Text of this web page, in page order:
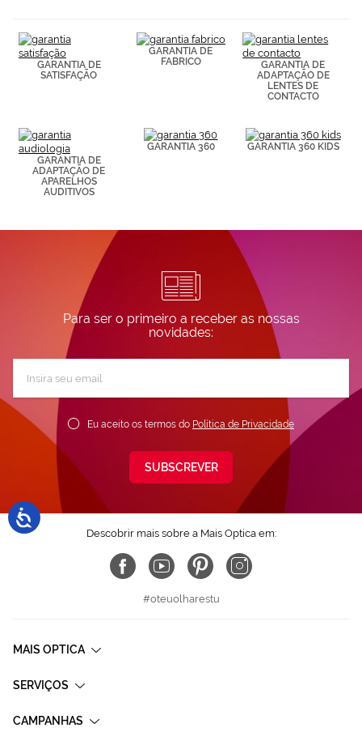
visitadas).
Puedes
consultar más
información en
GARANTIA DE
SATISFAÇÃO
GARANTIA DE
FABRICO
GARANTIA DE
ADAPTAÇÃO DE
LENTES DE
CONTACTO
GARANTIA DE
ADAPTAÇÃO DE
APARELHOS
AUDITIVOS
GARANTIA 360 GARANTIA 360 KIDS
Para ser o primeiro a receber as nossas
novidades:
Newsletter:
Eu aceito os termos do Política de Privacidade
SUBSCREVER
Descobrir mais sobre a Mais Optica em:
#oteuolharestu
MAIS OPTICA
SERVIÇOS
CAMPANHAS